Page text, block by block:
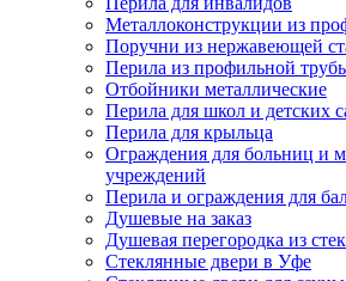
Металлоконструкции из
Поручни из нержавеющей
Перила из профильной
Отбойники металлические
Перила для школ и детских
Перила для крыльца
Ограждения для больниц и
учреждений
Перила и ограждения для
Душевые на заказ
Душевая перегородка из
Стеклянные двери в Уфе